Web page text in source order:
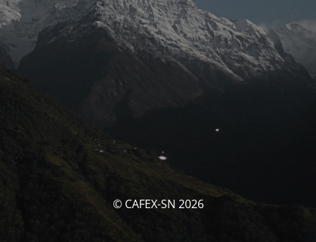
© CAFEX-SN 2026